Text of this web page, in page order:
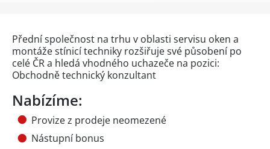
Přední společnost na trhu v oblasti servisu oken a
montáže stínicí techniky rozšiřuje své působení po
celé ČR a hledá vhodného uchazeče na pozici:
Obchodně technický konzultant
Nabízíme:
Provize z prodeje neomezené
Nástupní bonus